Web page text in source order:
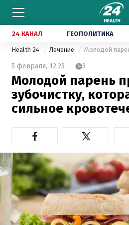
24 КАНАЛ ГЕОПОЛИТИКА
Health 24 Лечение
5 февраля, 12:23 3
Молодой парень
зубочистку,
сильное